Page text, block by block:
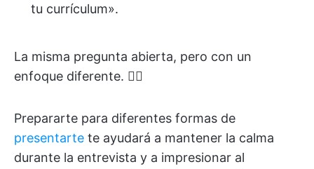
tu currículum».
La misma pregunta abierta, pero con un
enfoque diferente. 🤷‍♂️
Prepararte para diferentes formas de
presentarte te ayudará a mantener la calma
durante la entrevista y a impresionar al